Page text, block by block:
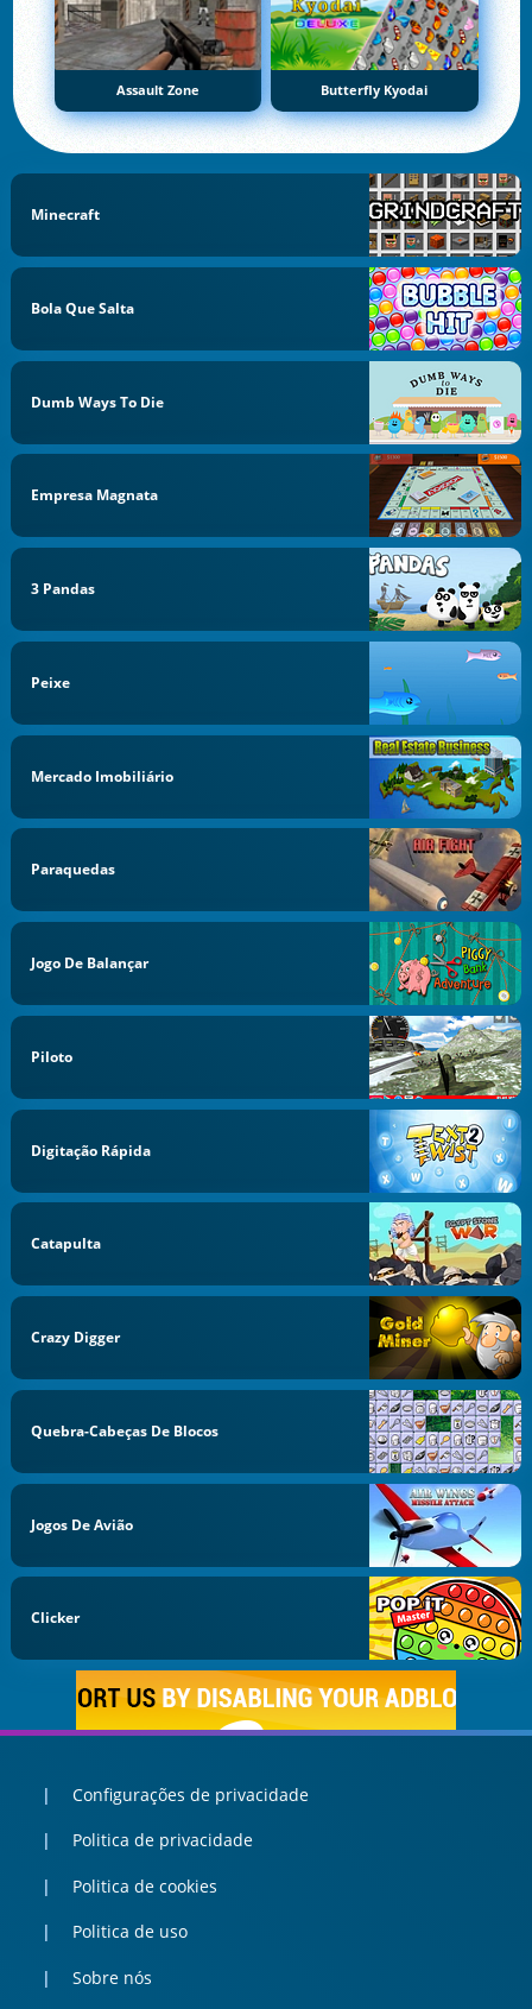
Assault Zone Butterfly Kyodai
Minecraft
Bola Que Salta
Dumb Ways To Die
Empresa Magnata
3 Pandas
Peixe
Mercado Imobiliário
Paraquedas
Jogo De Balançar
Piloto
Digitação Rápida
Catapulta
Crazy Digger
Quebra-Cabeças De Blocos
Jogos De Avião
Clicker
Configurações de privacidade
Politica de privacidade
Politica de cookies
Politica de uso
Sobre nós